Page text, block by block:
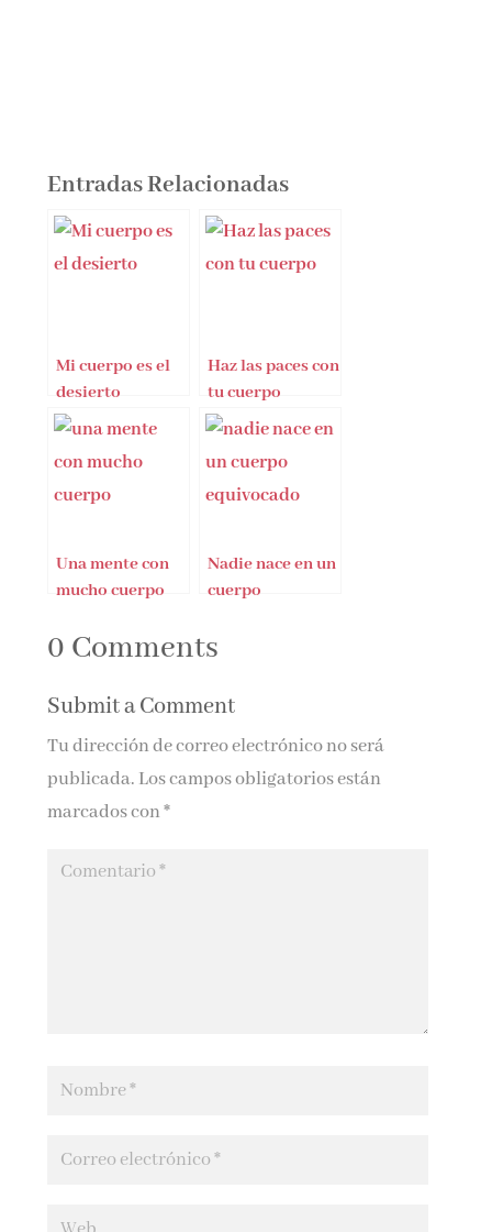
Entradas Relacionadas
Mi cuerpo es el
desierto
Haz las paces con
tu cuerpo
Una mente con
mucho cuerpo
Nadie nace en un
cuerpo
0 Comments
Submit a Comment
Tu dirección de correo electrónico no será
publicada. Los campos obligatorios están
marcados con*